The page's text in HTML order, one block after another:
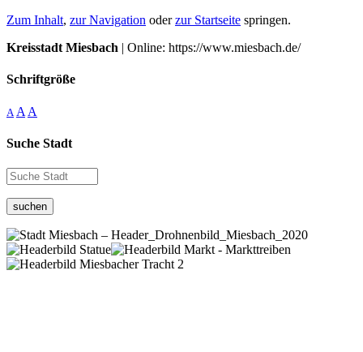
Zum Inhalt, zur Navigation oderzur Startseite springen.
Kreisstadt Miesbach | Online: https://www.miesbach.de/
Schriftgröße
A A A
Suche Stadt
suchen